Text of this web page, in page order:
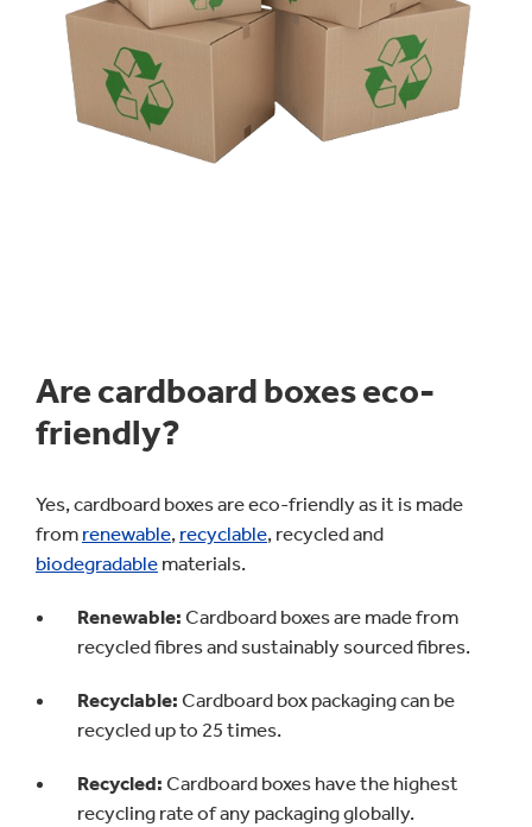
clienti per produrre la soluzione di imballaggio più
adatta a qualsiasi prodotto, soddisfacendo ogni
esigenza del cliente. Le scatole possono essere
fustellate, provviste di varie tipologie di apertura come
nastrino a strappo e perforazioni e stampate (stampe
normali o ad alta qualità).
Are cardboard boxes eco-
friendly?
Yes, cardboard boxes are eco-friendly as it is made
from renewable, recyclable, recycled and
biodegradable materials.
Renewable: Cardboard boxes are made from
recycled fibres and sustainably sourced fibres.
Recyclable: Cardboard box packaging can be
recycled up to 25 times.
Recycled: Cardboard boxes have the highest
recycling rate of any packaging globally.